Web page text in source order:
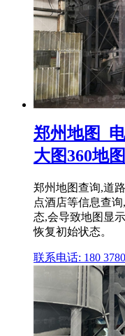
郑州地图_
大图360地图
郑州地图查询,道
点酒店等信息查
态,会导致地图显
恢复初始状态。
联系电话: 180